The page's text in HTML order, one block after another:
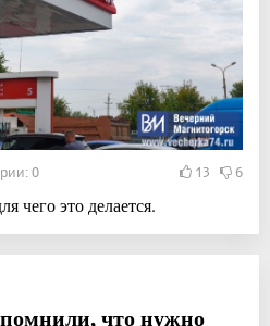
0 13 6
чего это делается.
что нужно